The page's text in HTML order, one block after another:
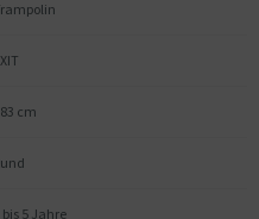
cm
bis 5 Jahre